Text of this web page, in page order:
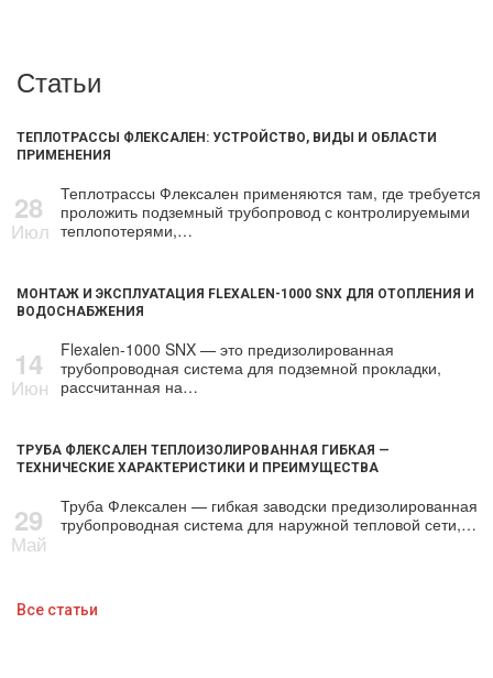
Статьи
ТЕПЛОТРАССЫ ФЛЕКСАЛЕН: УСТРОЙСТВО, ВИДЫ И ОБЛАСТИ
ПРИМЕНЕНИЯ
28
Июл
Теплотрассы Флексален применяются там, где требуется
проложить подземный трубопровод с контролируемыми
теплопотерями,…
МОНТАЖ И ЭКСПЛУАТАЦИЯ FLEXALEN-1000 SNX ДЛЯ ОТОПЛЕНИЯ И
ВОДОСНАБЖЕНИЯ
14
Июн
Flexalen-1000 SNX — это предизолированная
трубопроводная система для подземной прокладки,
рассчитанная на…
ТРУБА ФЛЕКСАЛЕН ТЕПЛОИЗОЛИРОВАННАЯ ГИБКАЯ —
ТЕХНИЧЕСКИЕ ХАРАКТЕРИСТИКИ И ПРЕИМУЩЕСТВА
29
Май
Труба Флексален — гибкая заводски предизолированная
трубопроводная система для наружной тепловой сети,…
Все статьи